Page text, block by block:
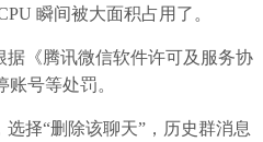
瞬间被大面积占用了。
《腾讯微信软件许可及服务协
号等处罚。
择“删除该聊天”，历史群消息